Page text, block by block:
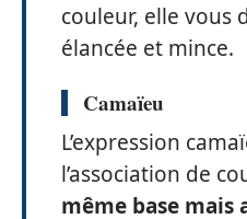
couleur, elle vous
élancée et mince.
Camaïeu
L’expression
l’association de
même base mais